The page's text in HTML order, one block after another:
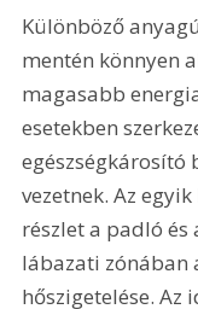
Különböző
mentén könnyen
magasabb
esetekben
vezetnek. Az
részlet a padló és
lábazati
hőszigetelése. Az